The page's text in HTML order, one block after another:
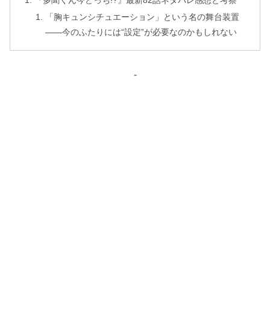
「胸キュンシチュエーション」という名の舞台装置
――今のふたりには“設定”が必要なのかもしれない
-